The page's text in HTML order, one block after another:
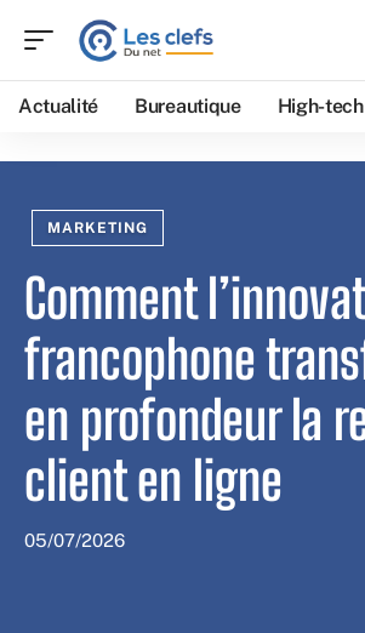
Actualité Bureautique High-tech
MARKETING
Comment
francophone
en profondeur la
client en ligne
05/07/2026